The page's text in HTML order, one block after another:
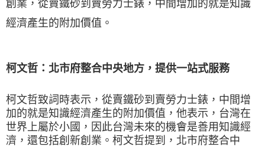
創業，從賣鐵砂到賣勞力士錶，中間增加的就是知識
經濟產生的附加價值。
柯文哲：北市府整合中央地方，提供一站式服務
柯文哲致詞時表示，從賣鐵砂到賣勞力士錶，中間增
加的就是知識經濟產生的附加價值，他表示，台灣在
世界上屬於小國，因此台灣未來的機會是善用知識經
濟，還包括創新創業。柯文哲提到，北市府整合中